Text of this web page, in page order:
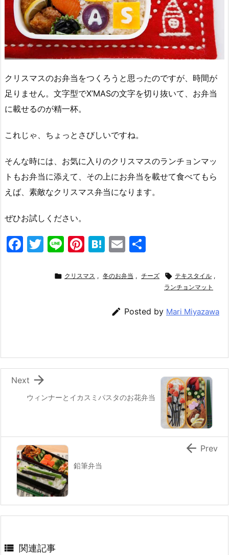
クリスマスのお弁当をつくろうと思ったのですが、時間が
足りません。文字型でX’MASの文字を切り抜いて、お弁当
に載せるのが精一杯。
これじゃ、ちょっとさびしいですね。
そんな時には、お気に入りのクリスマスのランチョンマッ
トもお弁当に添えて、その上にお弁当を載せて食べてもら
えば、素敵なクリスマス弁当になります。
ぜひお試しください。
F
k
T
itt
Li
e
Pi
er
H
e
a
E
ai
 クリスマス , 冬のお弁当 , チーズ  テキスタイル ,
ランチョンマット
 Posted by Mari Miyazawa
ウィンナーとイカスミパスタのお花弁当

Next
鉛筆弁当
 Prev
 関連記事